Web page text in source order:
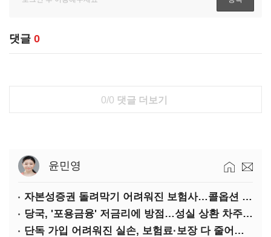
댓글 0
0/0 댓글 더보기
윤민영
자본성증권 돌려막기 어려워진 보험사…콜옵션 부담 급증
당국, '포용금융' 저금리에 방점…성실 상환 차주는 '역차별'
단독 가입 어려워진 실손, 보험료·보장 다 줄어든 5세대는?